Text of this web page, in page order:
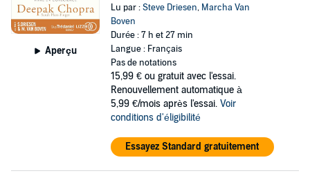
Aperçu
Lu par :Steve Driesen, Marcha Van
Boven
Durée : 7 h et 27 min
Langue : Français
Pas de notations
15,99 € ou gratuit avec l'essai.
Renouvellement automatique à
5,99 €/mois après l'essai. Voir
conditions d'éligibilité
Essayez Standard gratuitement